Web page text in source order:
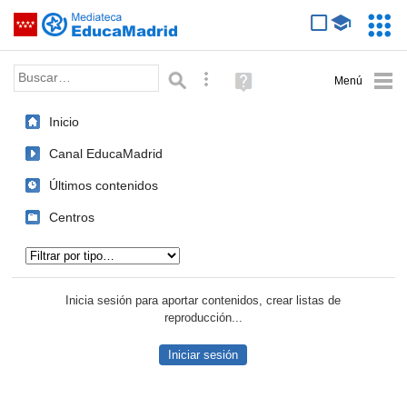
Saltar navegación
Palabra o frase: Búsqueda avanzada
Ayuda
(en
Inicio
Canal EducaMadrid
Últimos contenidos
Centros
Inicia sesión para aportar contenidos, crear listas de
reproducción...
Iniciar sesión